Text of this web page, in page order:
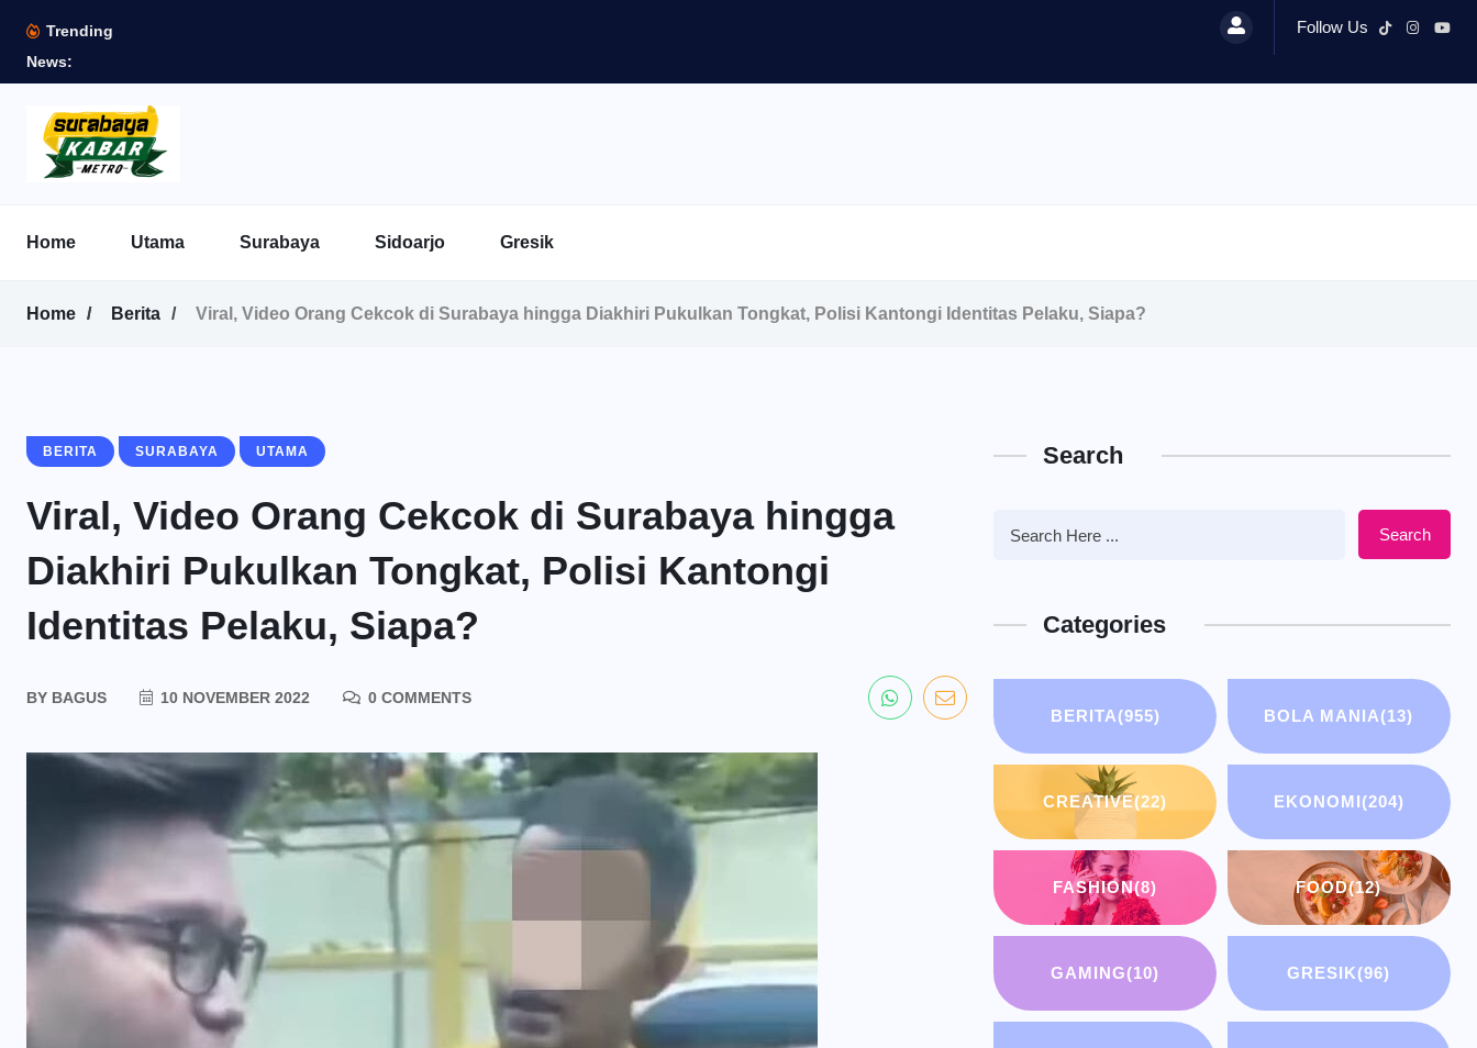
Trending
News:
Follow Us
Home Utama Surabaya Sidoarjo Gresik
Home Berita Viral, Video Orang Cekcok di Surabaya hingga Diakhiri Pukulkan Tongkat, Polisi Kantongi Identitas Pelaku, Siapa?
BERITA SURABAYA UTAMA
Viral, Video Orang Cekcok di Surabaya hingga
Diakhiri Pukulkan Tongkat, Polisi Kantongi
Identitas Pelaku, Siapa?
BY BAGUS 10 NOVEMBER 2022 0 COMMENTS
Search
Search
Categories
BERITA(955) BOLA MANIA(13)
CREATIVE(22) EKONOMI(204)
FASHION(8) FOOD(12)
GAMING(10) GRESIK(96)